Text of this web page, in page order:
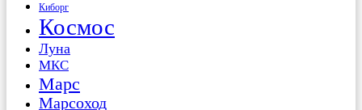
Киборг
Космос
Луна
МКС
Марс
Марсоход